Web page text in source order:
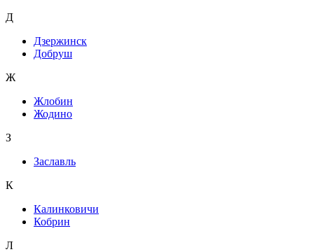
Д
Дзержинск
Добруш
Ж
Жлобин
Жодино
З
Заславль
К
Калинковичи
Кобрин
Л